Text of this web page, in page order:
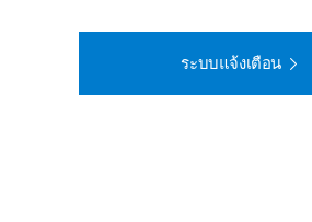
ระบบแจ้งเตือน